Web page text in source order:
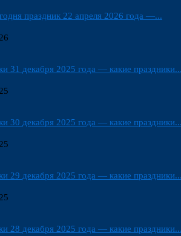
праздник 22 апреля 2026 года —...
31 декабря 2025 года — какие праздники...
30 декабря 2025 года — какие праздники...
29 декабря 2025 года — какие праздники...
28 декабря 2025 года — какие праздники...